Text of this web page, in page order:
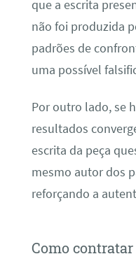
que a escrita
não foi produzida
padrões de
uma possível
Por outro lado, se
resultados
escrita da peça
mesmo autor dos
reforçando a
Como